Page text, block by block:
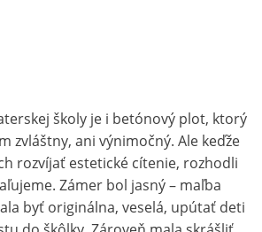
školy je i betónový plot, ktorý
zvláštny, ani výnimočný. Ale keďže
rozvíjať estetické cítenie, rozhodli
Zámer bol jasný – maľba
byť originálna, veselá, upútať deti